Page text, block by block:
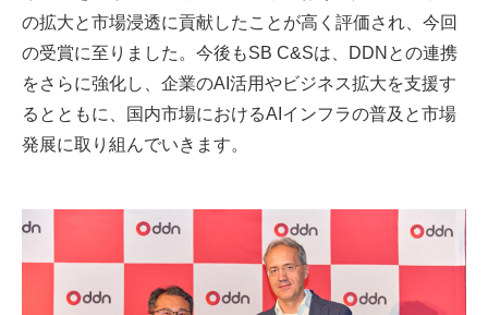
の拡大と市場浸透に貢献したことが高く評価され、今回
の受賞に至りました。今後もSB C&Sは、DDNとの連携
をさらに強化し、企業のAI活用やビジネス拡大を支援す
るとともに、国内市場におけるAIインフラの普及と市場
発展に取り組んでいきます。